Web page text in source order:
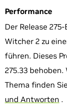
Performance
Der Release
Witcher 2 zu
führen. Dieses
275.33
Thema finden
und Antworten .